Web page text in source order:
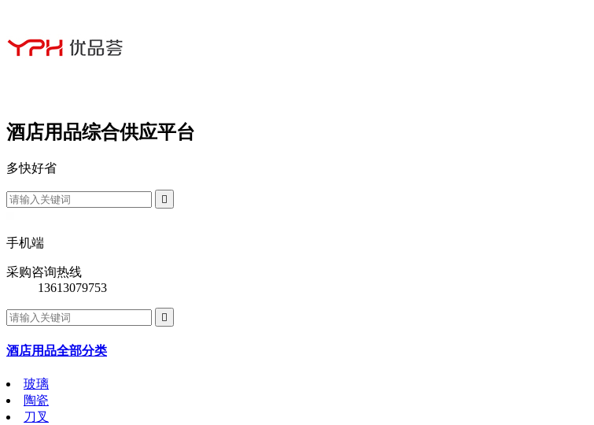
酒店用品综合供应平台
多快好省

手机端
采购咨询热线
13613079753

酒店用品全部分类
玻璃
陶瓷
刀叉